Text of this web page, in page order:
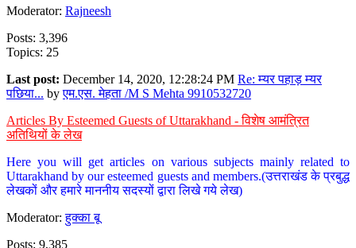
Moderator: Rajneesh
Posts: 3,396
Topics: 25
Last post: December 14, 2020, 12:28:24 PM Re: म्यर पहाड़ म्यर
पछिया... byएम.एस. मेहता /M S Mehta 9910532720
Articles By Esteemed Guests of Uttarakhand - विशेष आमंत्रित
अतिथियों के लेख
Here you will get articles on various subjects mainly related to
Uttarakhand by our esteemed guests and members.(उत्तराखंड के प्रबुद्ध
लेखकों और हमारे माननीय सदस्यों द्वारा लिखे गये लेख)
Moderator:हुक्का बू
Posts: 9,385